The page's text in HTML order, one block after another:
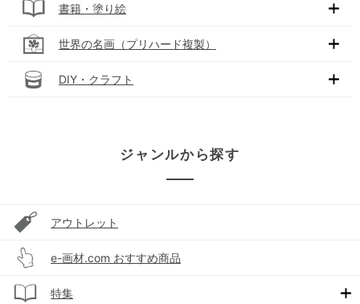
書籍・塗り絵
世界の名画（プリハード複製）
DIY・クラフト
ジャンルから探す
アウトレット
e-画材.com おすすめ商品
特集